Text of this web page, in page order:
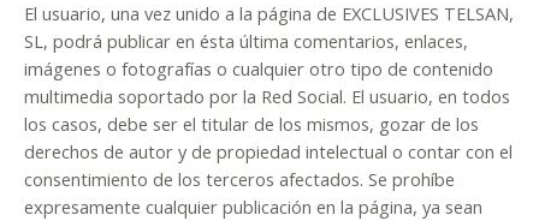
El usuario, una vez unido a la página de EXCLUSIVES TELSAN,
SL, podrá publicar en ésta última comentarios, enlaces,
imágenes o fotografías o cualquier otro tipo de contenido
multimedia soportado por la Red Social. El usuario, en todos
los casos, debe ser el titular de los mismos, gozar de los
derechos de autor y de propiedad intelectual o contar con el
consentimiento de los terceros afectados. Se prohíbe
expresamente cualquier publicación en la página, ya sean